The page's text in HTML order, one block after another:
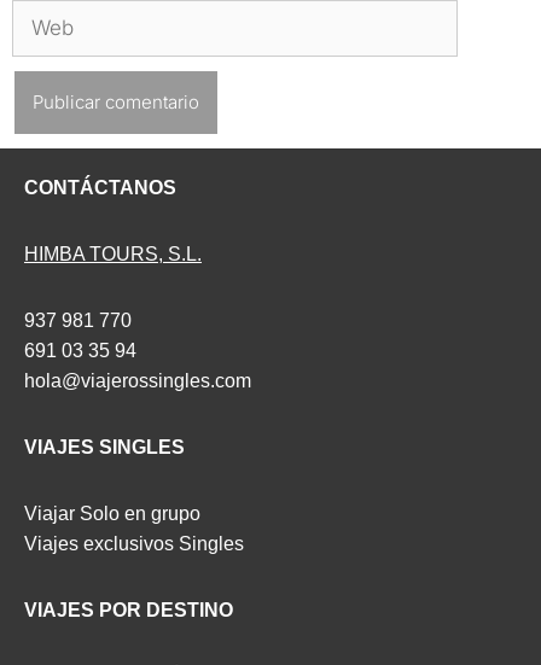
CONTÁCTANOS
HIMBA TOURS, S.L.
937 981 770
691 03 35 94
hola@viajerossingles.com
VIAJES SINGLES
Viajar Solo en grupo
Viajes exclusivos Singles
VIAJES POR DESTINO